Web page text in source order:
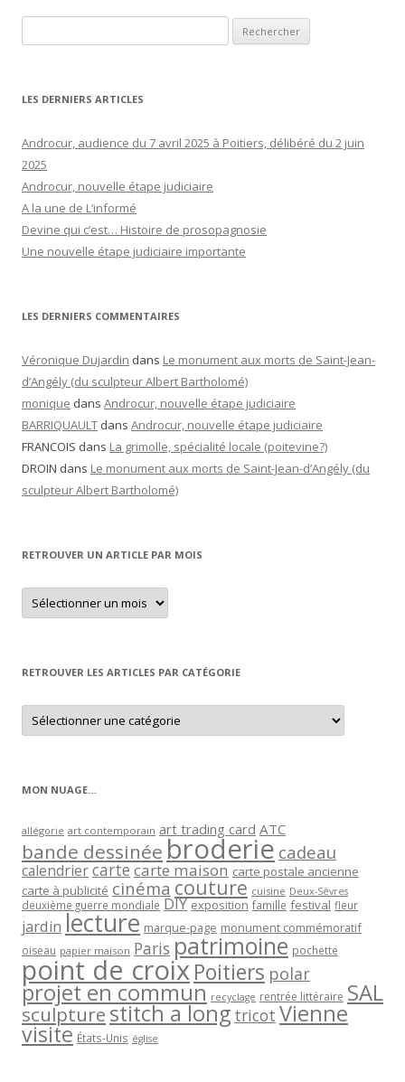
LES DERNIERS ARTICLES
Androcur, audience du 7 avril 2025 à Poitiers, délibéré du 2 juin
2025
Androcur, nouvelle étape judiciaire
A la une de L’informé
Devine qui c’est… Histoire de prosopagnosie
Une nouvelle étape judiciaire importante
LES DERNIERS COMMENTAIRES
Véronique Dujardin dans Le monument aux morts de Saint-Jean-
d’Angély (du sculpteur Albert Bartholomé)
monique dans Androcur, nouvelle étape judiciaire
BARRIQUAULT dans Androcur, nouvelle étape judiciaire
FRANCOIS dans La grimolle, spécialité locale (poitevine?)
DROIN dans Le monument aux morts de Saint-Jean-d’Angély (du
sculpteur Albert Bartholomé)
RETROUVER UN ARTICLE PAR MOIS
Retrouver
un
article
RETROUVER LES ARTICLES PAR CATÉGORIE
Retrouver
les
articles
MON NUAGE…
allégorie art contemporain art trading card ATC
bande dessinée broderie cadeau
calendriercartecarte maison carte postale ancienne
carte à publicité cinéma couture cuisine Deux-Sèvres
deuxième guerre mondiale DIY exposition famille festival fleur
jardin lecture marque-page monument commémoratif
oiseau papier maison Paris patrimoine pochette
point de croixPoitiers polar
projet en commun recyclage rentrée littéraire SAL
sculpturestitch a long tricot Vienne
visite États-Unis église